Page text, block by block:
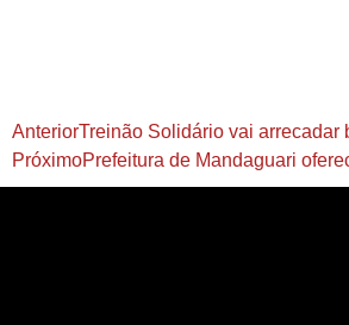
AnteriorTreinão Solidário vai arrecadar
PróximoPrefeitura de Mandaguari